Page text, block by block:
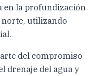
en la profundización
norte, utilizando
del compromiso
drenaje del agua y